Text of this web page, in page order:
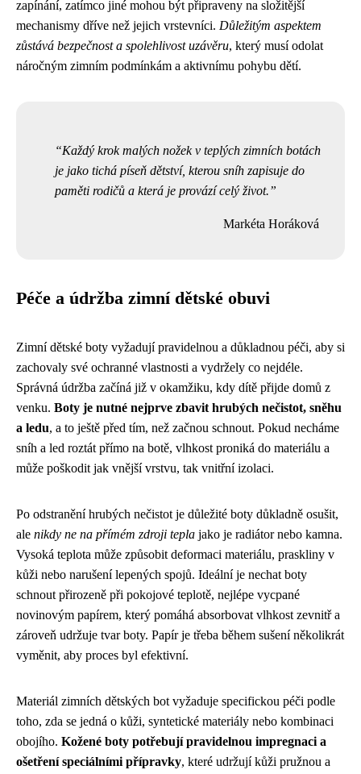
zapínání, zatímco jiné mohou být připraveny na složitější
mechanismy dříve než jejich vrstevníci. Důležitým aspektem
zůstává bezpečnost a spolehlivost uzávěru, který musí odolat
náročným zimním podmínkám a aktivnímu pohybu dětí.
Každý krok malých nožek v teplých zimních botách
je jako tichá píseň dětství, kterou sníh zapisuje do
paměti rodičů a která je provází celý život.
Markéta Horáková
Péče a údržba zimní dětské obuvi
Zimní dětské boty vyžadují pravidelnou a důkladnou péči, aby si
zachovaly své ochranné vlastnosti a vydržely co nejdéle.
Správná údržba začíná již v okamžiku, kdy dítě přijde domů z
venku. Boty je nutné nejprve zbavit hrubých nečistot, sněhu
a ledu, a to ještě před tím, než začnou schnout. Pokud necháme
sníh a led roztát přímo na botě, vlhkost proniká do materiálu a
může poškodit jak vnější vrstvu, tak vnitřní izolaci.
Po odstranění hrubých nečistot je důležité boty důkladně osušit,
ale nikdy ne na přímém zdroji tepla jako je radiátor nebo kamna.
Vysoká teplota může způsobit deformaci materiálu, praskliny v
kůži nebo narušení lepených spojů. Ideální je nechat boty
schnout přirozeně při pokojové teplotě, nejlépe vycpané
novinovým papírem, který pomáhá absorbovat vlhkost zevnitř a
zároveň udržuje tvar boty. Papír je třeba během sušení několikrát
vyměnit, aby proces byl efektivní.
Materiál zimních dětských bot vyžaduje specifickou péči podle
toho, zda se jedná o kůži, syntetické materiály nebo kombinaci
obojího. Kožené boty potřebují pravidelnou impregnaci a
ošetření speciálními přípravky, které udržují kůži pružnou a